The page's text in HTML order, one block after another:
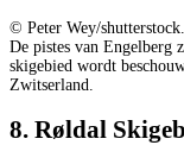
© Peter Wey/
De pistes van Engelberg
skigebied wordt
Zwitserland.
8. Røldal